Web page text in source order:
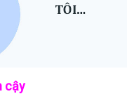
cậy